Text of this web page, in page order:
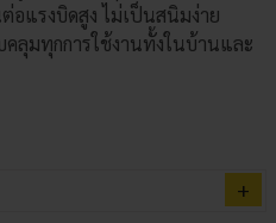
แรงบิดสูง ไม่เป็นสนิมง่าย
ลุมทุกการใช้งานทั้งในบ้านและ